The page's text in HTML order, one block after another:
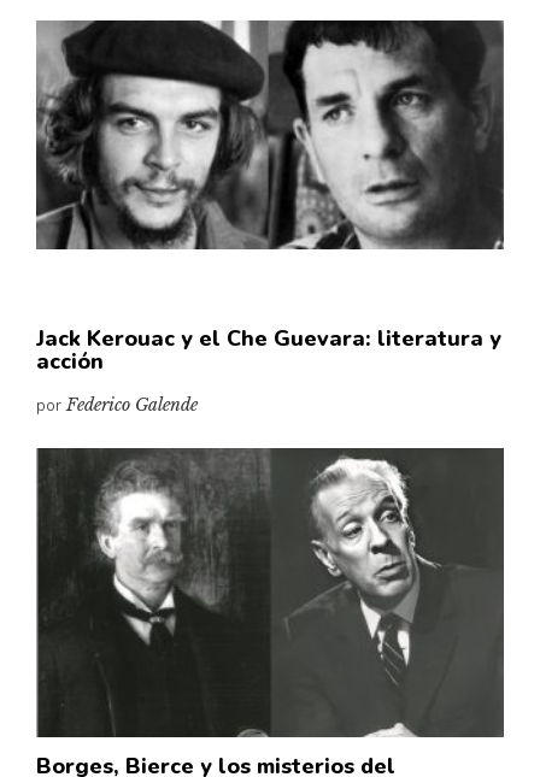
Jack Kerouac y el Che Guevara: literatura y
acción
porFederico Galende
Borges, Bierce y los misterios del